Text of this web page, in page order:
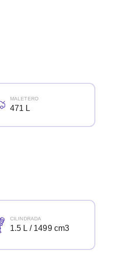
MALETERO
471 L
CILINDRADA
1.5 L / 1499 cm3